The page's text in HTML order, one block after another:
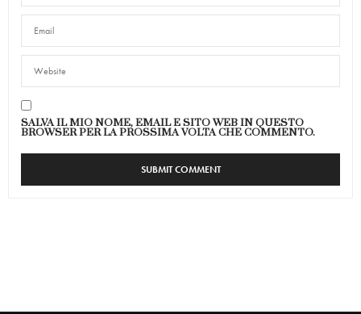
SALVA IL MIO NOME, EMAIL E SITO WEB IN QUESTO
BROWSER PER LA PROSSIMA VOLTA CHE COMMENTO.